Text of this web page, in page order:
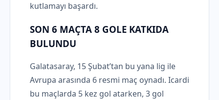
kutlamayı başardı.
SON 6 MAÇTA 8 GOLE KATKIDA
BULUNDU
Galatasaray, 15 Şubat’tan bu yana lig ile
Avrupa arasında 6 resmi maç oynadı. Icardi
bu maçlarda 5 kez gol atarken, 3 gol